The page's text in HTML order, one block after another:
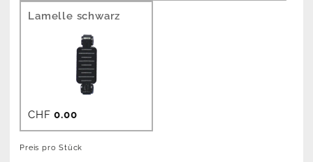
Lamelle schwarz
CHF 0.00
Preis pro Stück